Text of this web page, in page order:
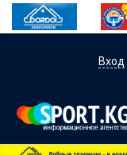
Вход